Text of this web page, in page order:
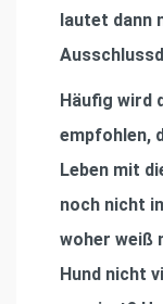
lautet dann
Häuﬁg wird
empfohlen,
Leben mit
noch nicht
woher weiß
Hund nicht